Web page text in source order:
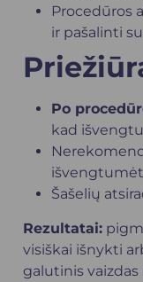
Procedūros
ir pašalinti
Po
kad
Šašelių
Rezultatai:
visiškai išnykti
galutinis